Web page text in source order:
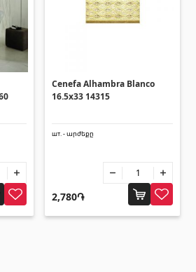
(13)
опалубка
Cenefa Alhambra Blanco
16.5x33 14315
шт. - արժեքը
2,780֏